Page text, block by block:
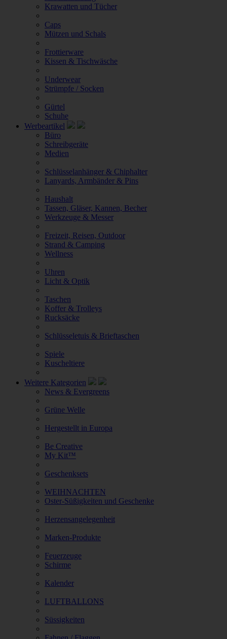
Krawatten und Tücher
Caps
Mützen und Schals
Frottierware
Kissen & Tischwäsche
Underwear
Strümpfe / Socken
Gürtel
Schuhe
Werbeartikel
Büro
Schreibgeräte
Medien
Schlüsselanhänger & Chiphalter
Lanyards, Armbänder & Pins
Haushalt
Tassen, Gläser, Kannen, Becher
Werkzeuge & Messer
Freizeit, Reisen, Outdoor
Strand & Camping
Wellness
Uhren
Licht & Optik
Taschen
Koffer & Trolleys
Rucksäcke
Schlüsseletuis & Brieftaschen
Spiele
Kuscheltiere
Weitere Kategorien
News & Evergreens
Grüne Welle
Hergestellt in Europa
Be Creative
My Kit™
Geschenksets
WEIHNACHTEN
Oster-Süßigkeiten und Geschenke
Herzensangelegenheit
Marken-Produkte
Feuerzeuge
Schirme
Kalender
LUFTBALLONS
Süssigkeiten